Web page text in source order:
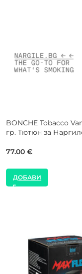
Musthave Tobacco
125 гр. Тютюн за
41.00 €
ДОБАВИ